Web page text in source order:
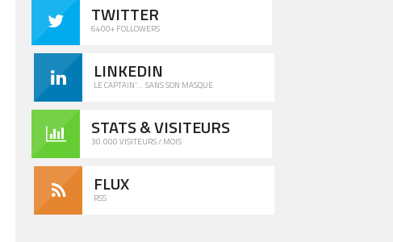
TWITTER
6400+ FOLLOWERS
LINKEDIN
LE CAPTAIN'... SANS SON MASQUE
STATS & VISITEURS
30.000 VISITEURS / MOIS
FLUX
RSS